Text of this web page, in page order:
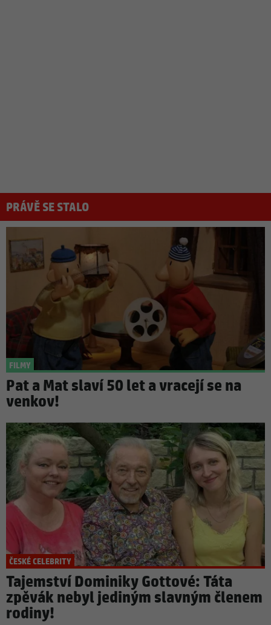
PRÁVĚ SE STALO
FILMY
Pat a Mat slaví 50 let a vracejí se na
venkov!
ČESKÉ CELEBRITY
Tajemství Dominiky Gottové: Táta
zpěvák nebyl jediným slavným členem
rodiny!